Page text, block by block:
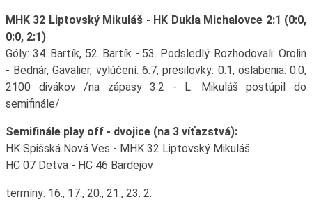
MHK 32 Liptovský Mikuláš - HK Dukla Michalovce 2:1 (0:0,
0:0, 2:1)
Góly: 34. Bartík, 52. Bartík - 53. Podsledlý. Rozhodovali: Orolin
- Bednár, Gavalier, vylúčení: 6:7, presilovky: 0:1, oslabenia: 0:0,
2100 divákov /na zápasy 3:2 - L. Mikuláš postúpil do
semifinále/
Semifinále play off - dvojice (na 3 víťazstvá):
HK Spišská Nová Ves - MHK 32 Liptovský Mikuláš
HC 07 Detva - HC 46 Bardejov
termíny: 16., 17., 20., 21., 23. 2.